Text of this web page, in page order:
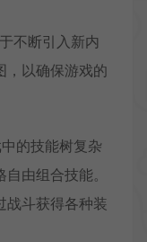
不断引入新内
，以确保游戏的
的技能树复杂
由组合技能。
战斗获得各种装